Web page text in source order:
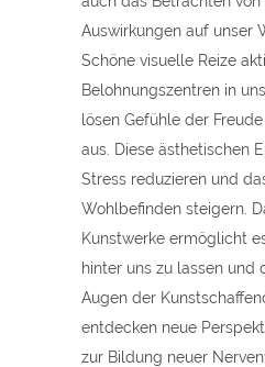
Auswirkungen auf unser
Schöne visuelle Reize
Belohnungszentren in
lösen Gefühle der
aus. Diese ästhetischen
Stress reduzieren und
Wohlbefinden steigern.
Kunstwerke ermöglicht
hinter uns zu lassen und
Augen der
entdecken neue
zur Bildung neuer